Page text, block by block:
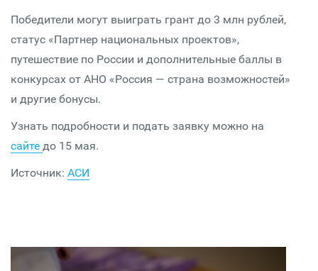
Победители могут выиграть грант до 3 млн рублей,
статус «Партнер национальных проектов»,
путешествие по России и дополнительные баллы в
конкурсах от АНО «Россия — страна возможностей»
и другие бонусы.
Узнать подробности и подать заявку можно на
сайте до 15 мая.
Источник: АСИ